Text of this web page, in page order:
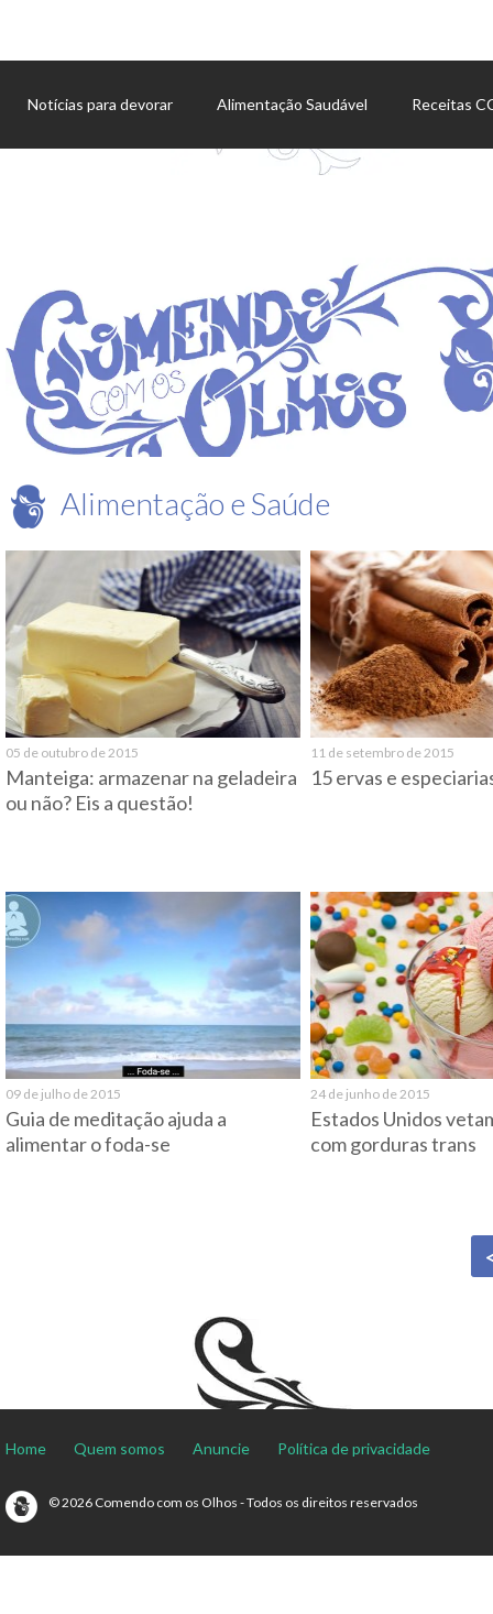
Notícias para devorar Alimentação Saudável Receitas
Alimentação e Saúde
05 de outubro de 2015
Manteiga: armazenar na geladeira
ou não? Eis a questão!
11 de setembro de 2015
15 ervas e
09 de julho de 2015
Guia de meditação ajuda a
alimentar o foda-se
24 de junho de 2015
Estados Unidos
com gorduras trans
Home Quem somos Anuncie Política de privacidade
© 2026 Comendo com os Olhos - Todos os direitos reservados